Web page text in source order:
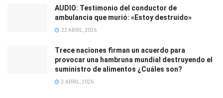
AUDIO: Testimonio del conductor de
ambulancia que murió: «Estoy destruido»
22 ABRIL, 2026
Trece naciones firman un acuerdo para
provocar una hambruna mundial destruyendo el
suministro de alimentos ¿Cuáles son?
3 ABRIL, 2026